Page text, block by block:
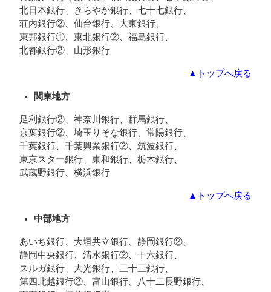
北日本銀行、きらやか銀行、七十七銀行、
荘内銀行②、仙台銀行、大東銀行、
東邦銀行①、東北銀行②、福島銀行、
北都銀行②、山形銀行
▲トップへ戻る
関東地方
足利銀行②、神奈川銀行、群馬銀行、
京葉銀行②、埼玉りそな銀行、常陽銀行、
千葉銀行、千葉興業銀行②、筑波銀行、
東京スター銀行、東和銀行、栃木銀行、
武蔵野銀行、横浜銀行
▲トップへ戻る
中部地方
あいち銀行、大垣共立銀行、静岡銀行②、
静岡中央銀行、清水銀行②、十六銀行、
スルガ銀行、大光銀行、三十三銀行、
第四北越銀行②、富山銀行、八十二長野銀行、